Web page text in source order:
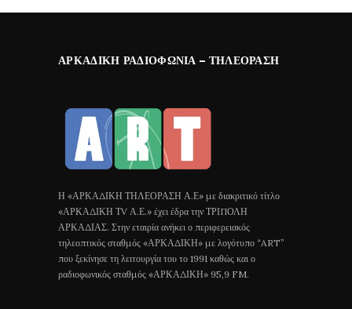
ΑΡΚΑΔΙΚΉ ΡΑΔΙΟΦΩΝΊΑ – ΤΗΛΕΌΡΑΣΗ
Η «ΑΡΚΑΔΙΚΗ ΤΗΛΕΟΡΑΣΗ Α.Ε» με διακριτικό τίτλο
«ΑΡΚΑΔΙΚΗ ΤV Α.Ε.» έχει έδρα την ΤΡΙΠΟΛΗ
ΑΡΚΑΔΙΑΣ. Στην εταιρία ανήκει ο περιφερειακός
τηλεοπτικός σταθμός «ΑΡΚΑΔΙΚΗ» με λογότυπο “ART”
που ξεκίνησε τη λειτουργία του το 1991 καθώς και ο
ραδιοφωνικός σταθμός «ΑΡΚΑΔΙΚΗ» 95,9 FM.